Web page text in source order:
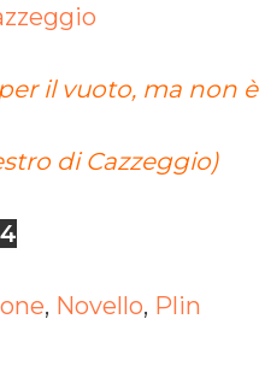
il vuoto, ma non è
di Cazzeggio)
, Novello, Plin